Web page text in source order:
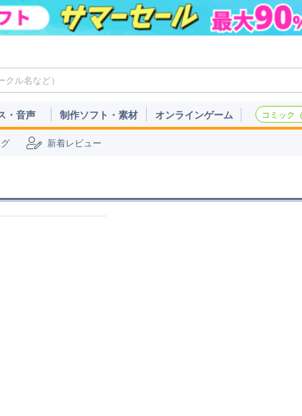
・音声 制作ソフト・素材 オンラインゲーム コミック
新着レビュー